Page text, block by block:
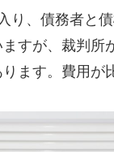
り、債務者と
すが、裁判所
ます。費用が